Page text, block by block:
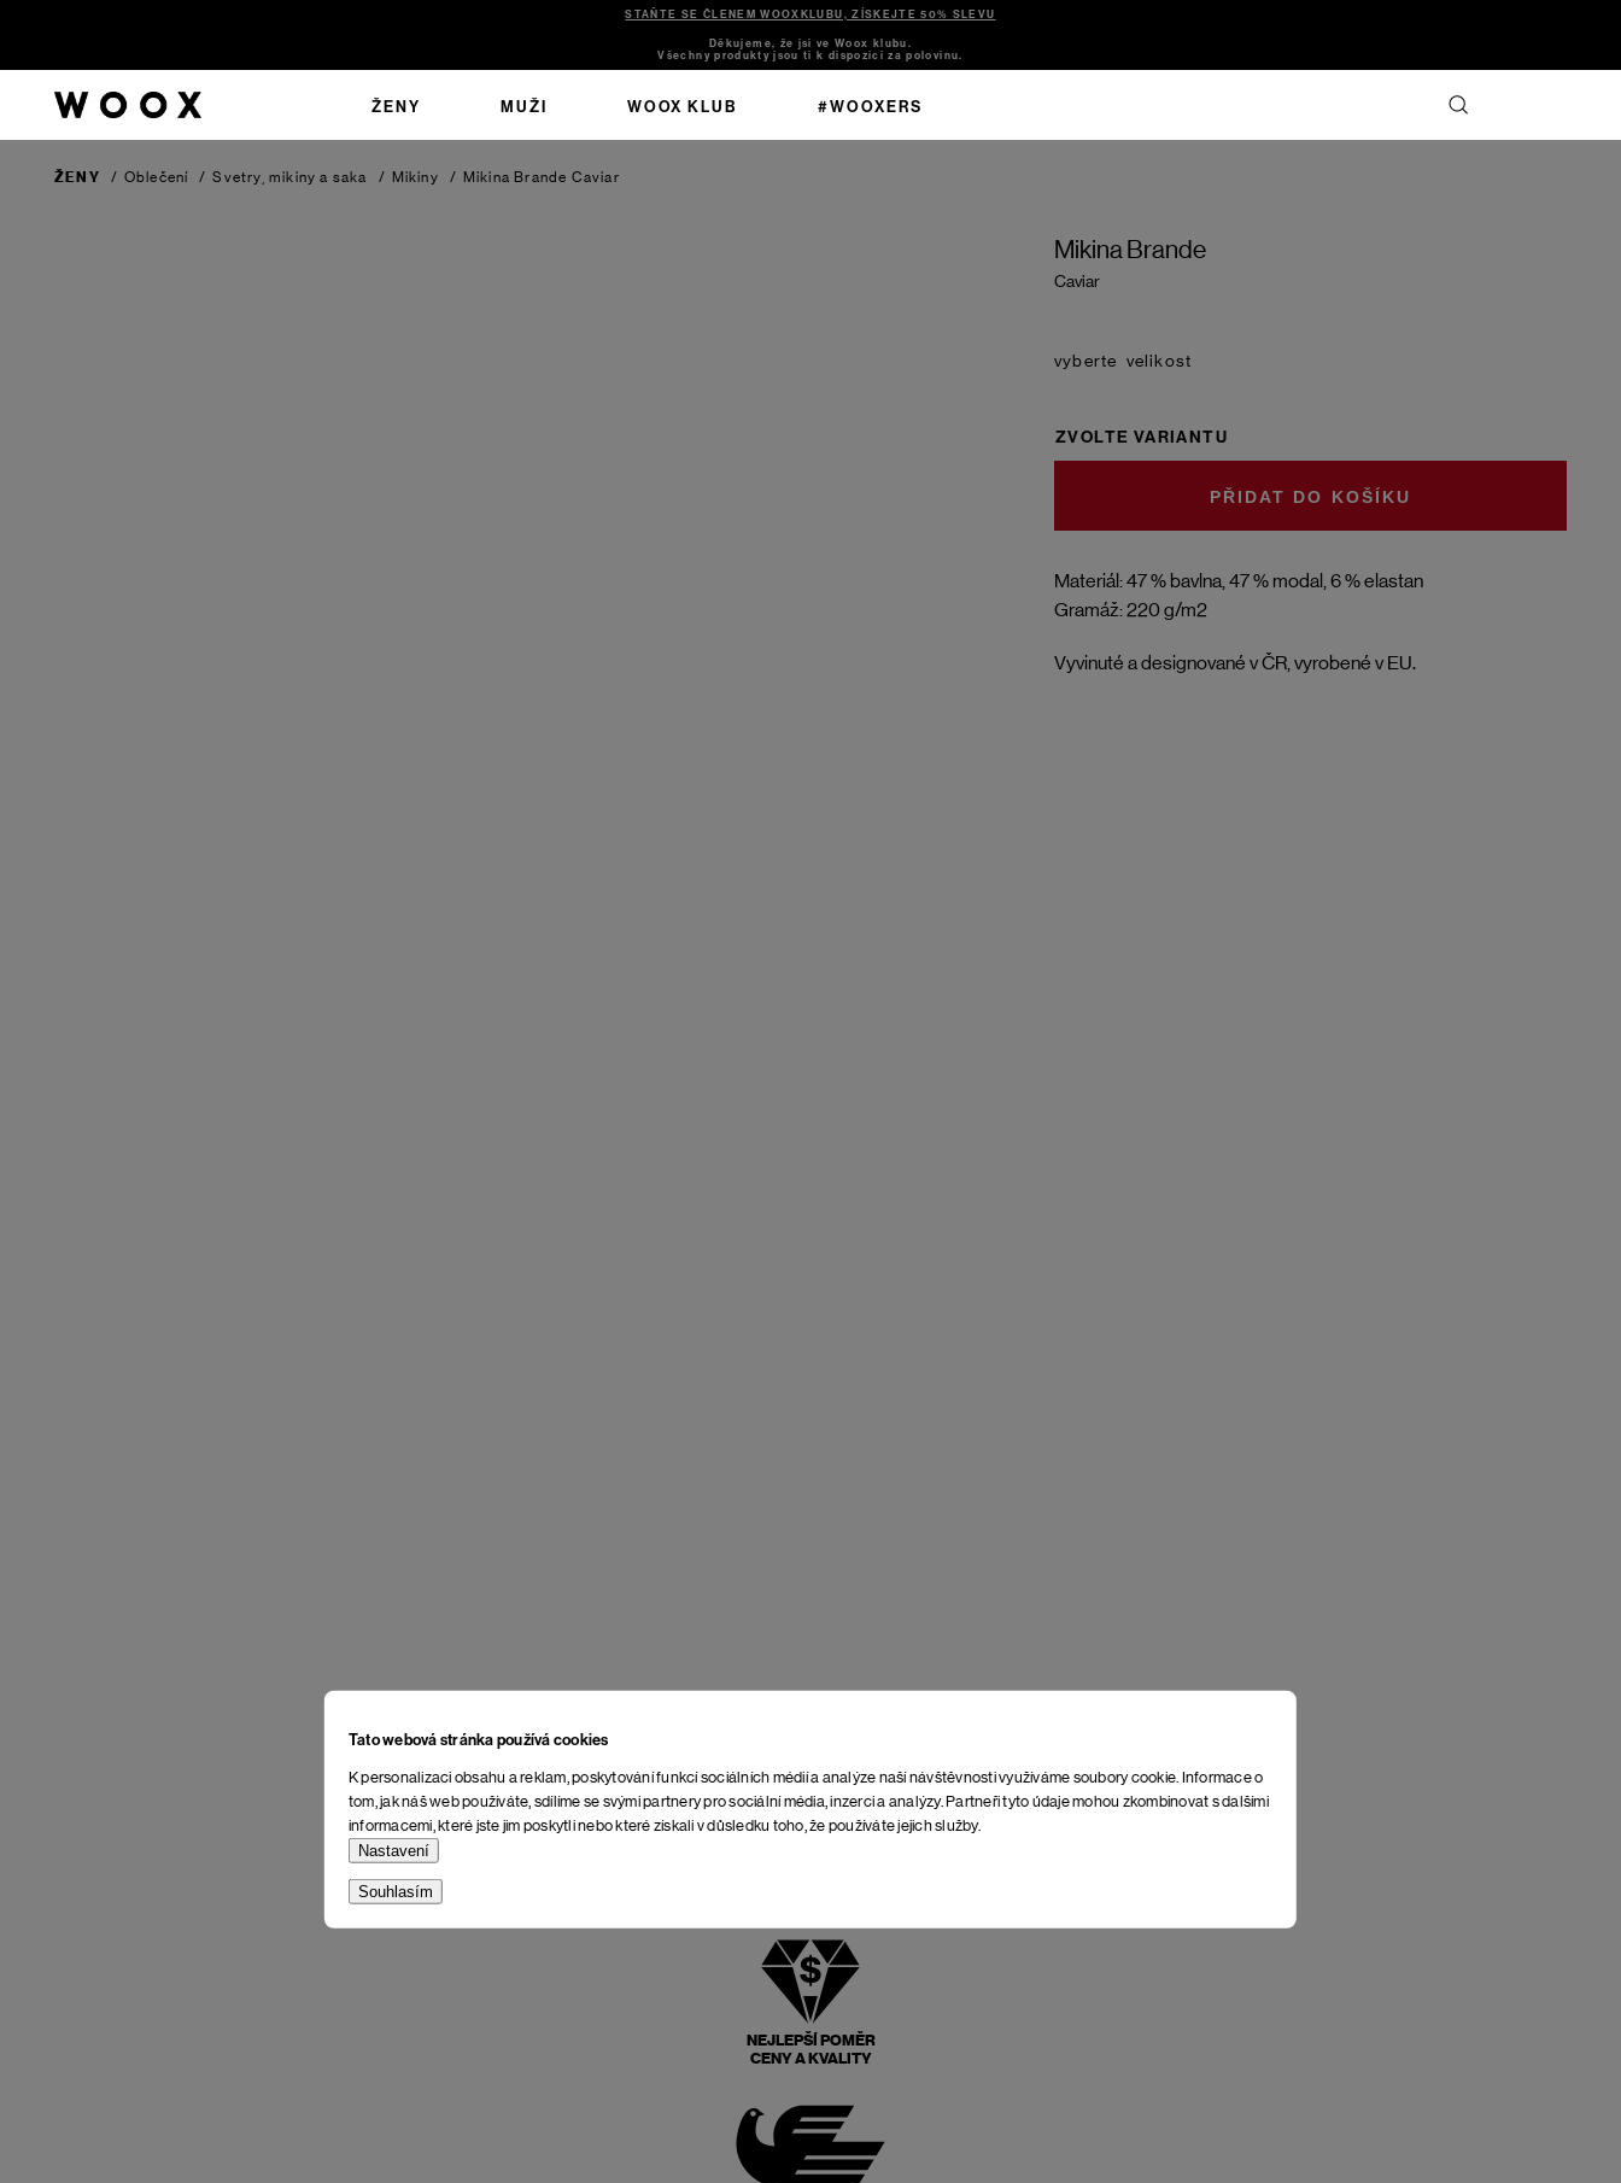
Tato webová stránka používá cookies
K personalizaci obsahu a reklam, poskytování funkcí sociálních médií a analýze naší návštěvnosti využíváme soubory cookie. Informace o
tom, jak náš web používáte, sdílíme se svými partnery pro sociální média, inzerci a analýzy. Partneři tyto údaje mohou zkombinovat s dalšími
informacemi, které jste jim poskytli nebo které získali v důsledku toho, že používáte jejich služby.
Nastavení
Souhlasím
STAŇTE SE ČLENEM WOOXKLUBU, ZÍSKEJTE 50% SLEVU
Děkujeme, že jsi ve Woox klubu.
Všechny produkty jsou ti k dispozici za polovinu.
ŽENY MUŽI WOOX KLUB #WOOXERS
ŽENY / Oblečení / Svetry, mikiny a saka / Mikiny / Mikina Brande Caviar
Mikina Brande
Caviar
Materiál: 47 % bavlna, 47 % modal, 6 % elastan
Gramáž: 220 g/m2
Vyvinuté a designované v ČR, vyrobené v EU.
velikost
ZVOLTE VARIANTU
DO KOŠÍKU
NEJLEPŠÍ POMĚR
CENY A KVALITY